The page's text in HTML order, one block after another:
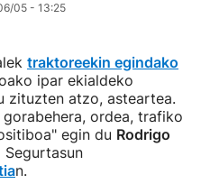
05 - 13:25
traktoreekin egindako
ipar ekialdeko
zituzten atzo, asteartea.
ordea, trafiko
egin du Rodrigo
n.